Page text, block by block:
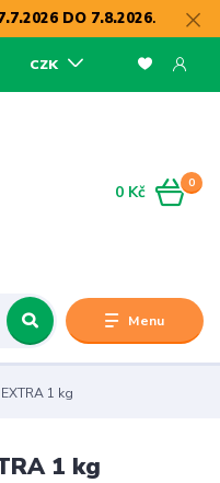
DO 7.8.2026.
Menu
CZK
0
0 Kč
1 kg
1 kg